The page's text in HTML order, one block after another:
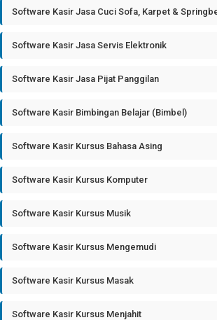
Software Kasir Jasa Cuci Sofa, Karpet &
Software Kasir Jasa Servis Elektronik
Software Kasir Jasa Pijat Panggilan
Software Kasir Bimbingan Belajar (Bimbel)
Software Kasir Kursus Bahasa Asing
Software Kasir Kursus Komputer
Software Kasir Kursus Musik
Software Kasir Kursus Mengemudi
Software Kasir Kursus Masak
Software Kasir Kursus Menjahit